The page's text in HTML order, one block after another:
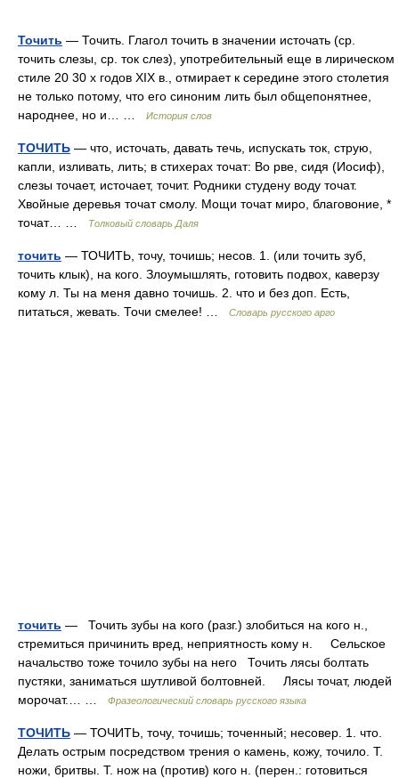
Точить — Точить. Глагол точить в значении источать (ср.
точить слезы, ср. ток слез), употребительный еще в лирическом
стиле 20 30 х годов XIX в., отмирает к середине этого столетия
не только потому, что его синоним лить был общепонятнее,
народнее, но и… …
История слов
ТОЧИТЬ — что, источать, давать течь, испускать ток, струю,
капли, изливать, лить; в стихерах точат: Во рве, сидя (Иосиф),
слезы точает, источает, точит. Родники студену воду точат.
Хвойные деревья точат смолу. Мощи точат миро, благовоние, *
точат… …
Толковый словарь Даля
точить — ТОЧИТЬ, точу, точишь; несов. 1. (или точить зуб,
точить клык), на кого. Злоумышлять, готовить подвох, каверзу
кому л. Ты на меня давно точишь. 2. что и без доп. Есть,
питаться, жевать. Точи смелее! …
Словарь русского арго
точить — Точить зубы на кого (разг.) злобиться на кого н.,
стремиться причинить вред, неприятность кому н. Сельское
начальство тоже точило зубы на него Точить лясы болтать
пустяки, заниматься шутливой болтовней. Лясы точат, людей
морочат.… …
Фразеологический словарь русского языка
ТОЧИТЬ — ТОЧИТЬ, точу, точишь; точенный; несовер. 1. что.
Делать острым посредством трения о камень, кожу, точило. Т.
ножи, бритвы. Т. нож на (против) кого н. (перен.: готовиться